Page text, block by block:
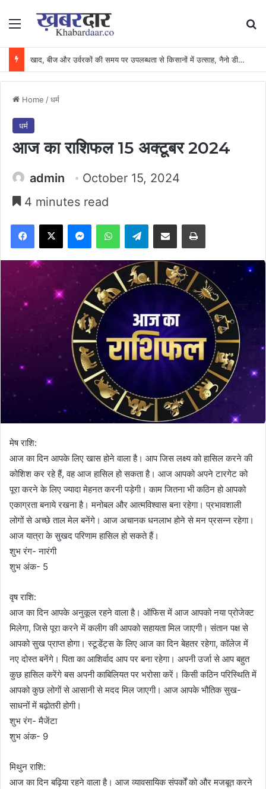
Menu
खाद, बीज और उर्वरकों की समय पर उपलब्धता से किसानों में उत्साह, नैनो डीएपी और नैनो यूरिया बने किसानों के भरोसेमंद कृषि साथी…..
Home /धर्म
धर्म
आज का राशिफल 15 अक्टूबर 2024
admin
October 15, 2024
4 minutes read
Facebook
X MessengerWhatsAppTelegramShare via Email Print
मेष राशि:
आज का दिन आपके लिए खास होने वाला है। आप जिस लक्ष्य को हासिल करने की
कोशिश कर रहे हैं, वह आज हासिल हो सकता है। आज आपको अपने टारगेट को
पूरा करने के लिए ज्यादा मेहनत करनी पड़ेगी। काम जितना भी कठिन हो आपको
एकाग्रता बनाये रखना है। मनोबल और आत्मविश्वास बना रहेगा। प्रभावशाली
लोगों से अच्छे ताल मेल बनेंगे। आज अचानक धनलाभ होने से मन प्रसन्न रहेगा।
आज यात्रा के सुखद परिणाम हासिल हो सकते हैं।
शुभ रंग- नारंगी
शुभ अंक- 5
वृष राशि:
आज का दिन आपके अनुकूल रहने वाला है। ऑफिस में आज आपको नया प्रोजेक्ट
मिलेगा, जिसे पूरा करने में कलीग की आपको सहायता मिल जाएगी। संतान पक्ष से
आपको सुख प्राप्त होगा। स्टूडेंट्स के लिए आज का दिन बेहतर रहेगा, कॉलेज में
नए दोस्त बनेंगे। पिता का आशिर्वाद आप पर बना रहेगा। अपनी उर्जा से आप बहुत
कुछ हासिल करेंगे बस अपनी काबिलियत पर भरोसा करें। किसी कठिन परिस्थिति में
आपको कुछ लोगों से आसानी से मदद मिल जाएगी। आज आपके भौतिक सुख-
साधनों में बढ़ोतरी होगी।
शुभ रंग- मैजेंटा
शुभ अंक- 9
मिथुन राशि:
आज का दिन बढ़िया रहने वाला है। आज व्यावसायिक संपर्कों को और मजबूत करने